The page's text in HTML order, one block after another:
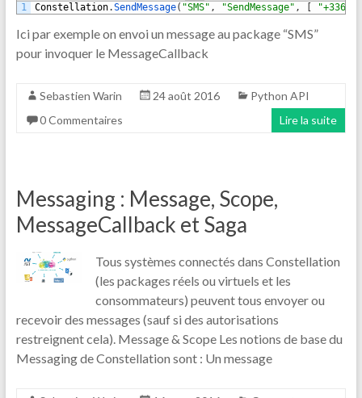
1
Constellation.SendMessage( "SMS" , "SendMessage" , [
Ici par exemple on envoi un message au package “SMS”
pour invoquer le MessageCallback
Sebastien Warin 24 août 2016
Python API
0 Commentaires
Lire la suite
Messaging : Message, Scope,
MessageCallback et Saga
Tous systèmes connectés dans Constellation
(les packages réels ou virtuels et les
consommateurs) peuvent tous envoyer ou
recevoir des messages (sauf si des autorisations
restreignent cela). Message & Scope Les notions de base du
Messaging de Constellation sont : Un message